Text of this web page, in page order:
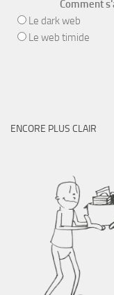
Comment
Le dark web
Le web timide
ENCORE PLUS CLAIR